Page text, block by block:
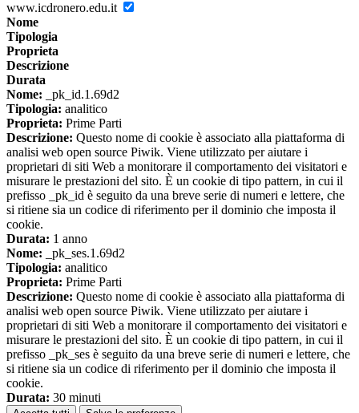
www.icdronero.edu.it
Nome
Tipologia
Proprieta
Descrizione
Durata
Nome: _pk_id.1.69d2
Tipologia: analitico
Proprieta: Prime Parti
Descrizione: Questo nome di cookie è associato alla piattaforma di
analisi web open source Piwik. Viene utilizzato per aiutare i
proprietari di siti Web a monitorare il comportamento dei visitatori e
misurare le prestazioni del sito. È un cookie di tipo pattern, in cui il
prefisso _pk_id è seguito da una breve serie di numeri e lettere, che
si ritiene sia un codice di riferimento per il dominio che imposta il
cookie.
Durata: 1 anno
Nome: _pk_ses.1.69d2
Tipologia: analitico
Proprieta: Prime Parti
Descrizione: Questo nome di cookie è associato alla piattaforma di
analisi web open source Piwik. Viene utilizzato per aiutare i
proprietari di siti Web a monitorare il comportamento dei visitatori e
misurare le prestazioni del sito. È un cookie di tipo pattern, in cui il
prefisso _pk_ses è seguito da una breve serie di numeri e lettere, che
si ritiene sia un codice di riferimento per il dominio che imposta il
cookie.
Durata: 30 minuti